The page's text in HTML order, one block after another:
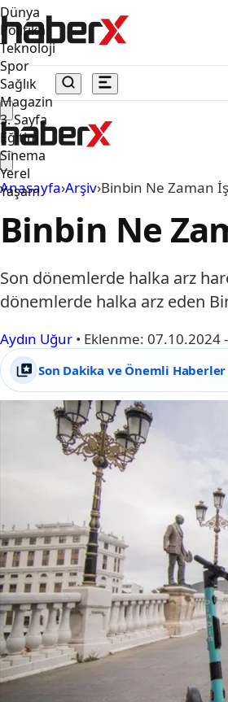
Dünya
Politika
Teknoloji
Spor
Sağlık
Magazin
3. Sayfa
Eğitim
Sinema
Yerel
Yaşam
Anasayfa›Arşiv›Binbin Ne Zaman
Binbin Ne
Son dönemlerde halka arz
dönemlerde halka arz eden
Aydın Uğur • Eklenme: 07.10.2024
Son Dakika ve Önemli